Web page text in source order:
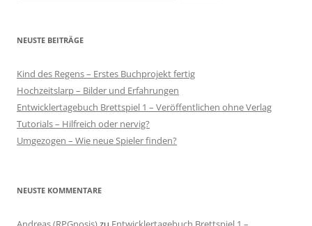
NEUSTE BEITRÄGE
Kind des Regens – Erstes Buchprojekt fertig
Hochzeitslarp – Bilder und Erfahrungen
Entwicklertagebuch Brettspiel 1 – Veröffentlichen ohne Verlag
Tutorials – Hilfreich oder nervig?
Umgezogen – Wie neue Spieler finden?
NEUSTE KOMMENTARE